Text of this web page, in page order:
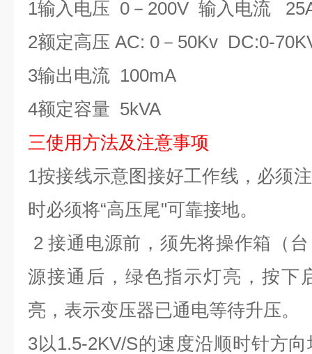
1输入电压 0 － 200V 输入电流
2额定高压 AC: 0 － 50Kv DC:0-
3输出电流 100mA
4额定容量 5kVA
三使用方法及注意事项
1按接线示意图接好工作线，必须
时必须将“高压尾"可靠接地。
2 接通电源前，须先将操作箱（
源接通后，绿色指示灯亮，按下
亮，表示变压器已通电等待升压。
3以1.5-2KV/S的速度沿顺时针方